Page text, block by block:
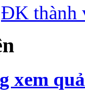
ĐK thành
xem